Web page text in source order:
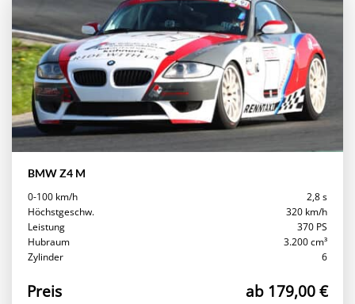
BMW Z4 M
0-100 km/h
Höchstgeschw.
Leistung
Hubraum
Zylinder
2,8 s
320 km/h
370 PS
3.200 cm³
6
Preis ab 179,00 €